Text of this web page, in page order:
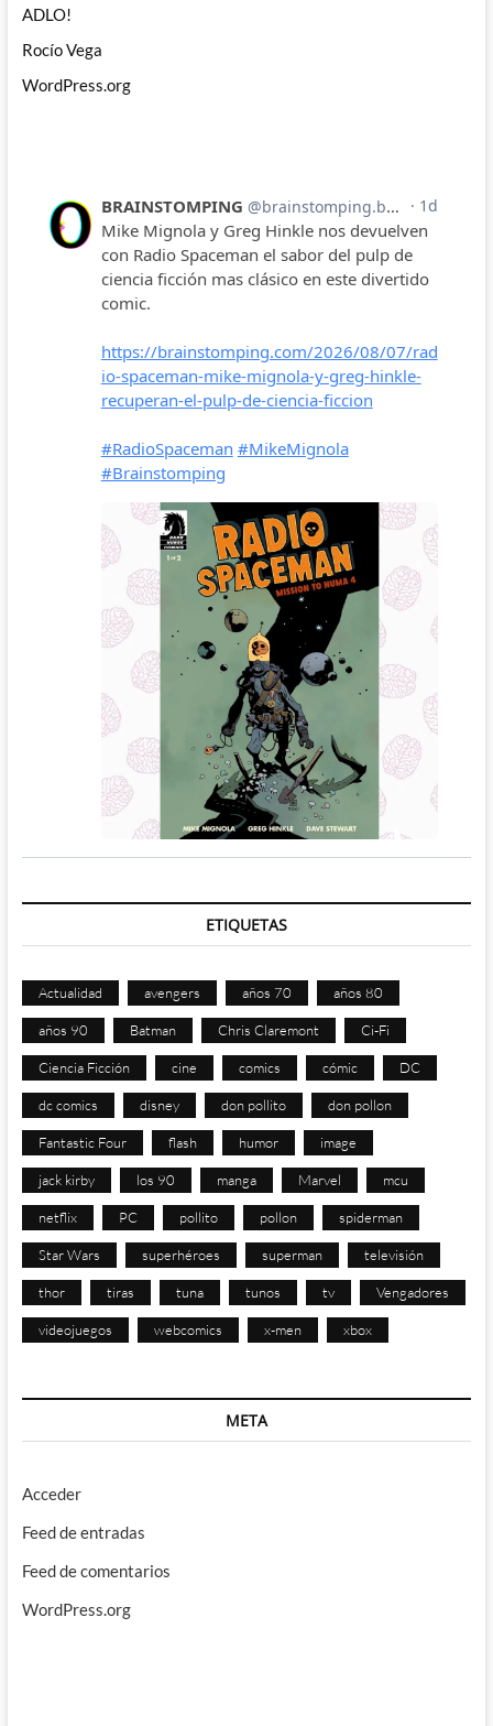
ADLO!
Rocío Vega
WordPress.org
ETIQUETAS
Actualidad avengers años 70 años 80
años 90 Batman Chris Claremont Ci-Fi
Ciencia Ficción cine comics cómic DC
dc comics disney don pollito don pollon
Fantastic Four flash humor image
jack kirby los 90 manga Marvel mcu
netflix PC pollito pollon spiderman
Star Wars superhéroes superman televisión
thor tiras tuna tunos tv Vengadores
videojuegos webcomics x-men xbox
META
Acceder
Feed de entradas
Feed de comentarios
WordPress.org